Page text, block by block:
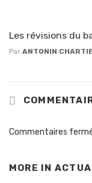
Les révisions du
Par ANTONIN
Commentaires
MORE IN